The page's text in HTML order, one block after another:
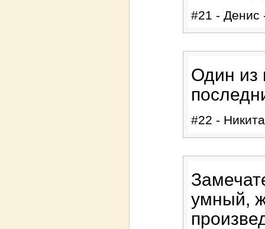
#21 - Денис
Один из
#22 -
умный,